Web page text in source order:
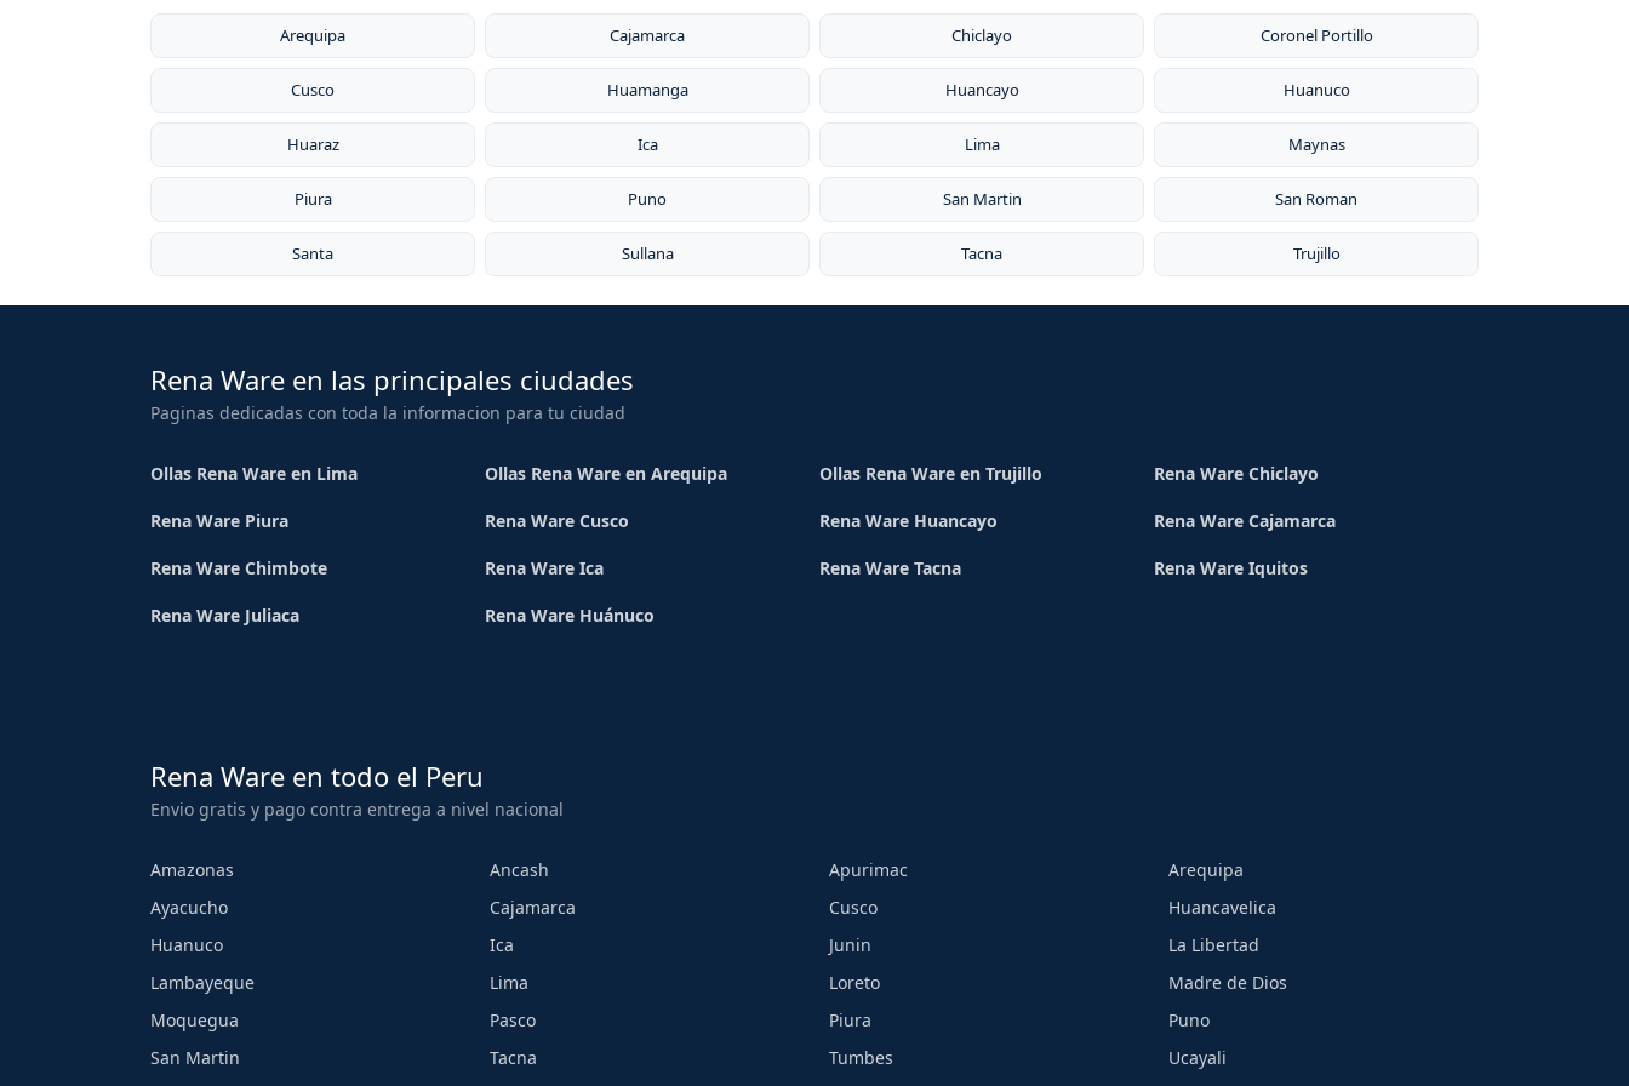
la durabilidad excepcional de sus productos.
Arequipa Cajamarca Chiclayo Coronel Portillo
Cusco Huamanga Huancayo Huanuco
Huaraz Ica Lima Maynas
Piura Puno San Martin San Roman
Santa Sullana Tacna Trujillo
Rena Ware en las principales ciudades
Paginas dedicadas con toda la informacion para tu ciudad
Ollas Rena Ware en Lima Ollas Rena Ware en Arequipa Ollas Rena Ware en Trujillo Rena Ware Chiclayo
Rena Ware Piura Rena Ware Cusco Rena Ware Huancayo Rena Ware Cajamarca
Rena Ware Chimbote Rena Ware Ica Rena Ware Tacna Rena Ware Iquitos
Rena Ware Juliaca Rena Ware Huánuco
Rena Ware en todo el Peru
Envio gratis y pago contra entrega a nivel nacional
Amazonas Ancash Apurimac
Arequipa
Ayacucho
Cajamarca Cusco
Huancavelica
Huanuco
Ica Junin
La Libertad
Lambayeque
Lima Loreto
Madre de Dios
Moquegua
Pasco Piura
Puno
San Martin
Tacna Tumbes Ucayali